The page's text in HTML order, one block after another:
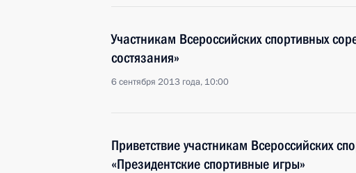
Участникам Всероссийских спортивных
состязания»
6 сентября 2013 года, 10:00
Приветствие участникам Всероссийских
«Президентские спортивные игры»